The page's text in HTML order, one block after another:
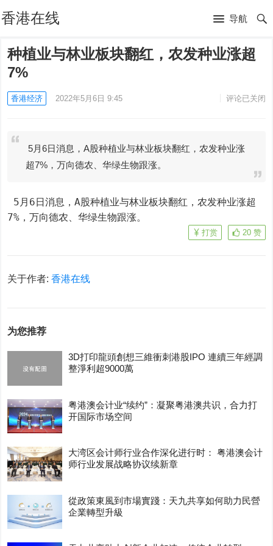
香港在线 导航
种植业与林业板块翻红，农发种业涨超
7%
香港经济 2022年5月6日 9:45 评论已关闭
5月6日消息，A股种植业与林业板块翻红，农发种业涨
超7%，万向德农、华绿生物跟涨。
5月6日消息，A股种植业与林业板块翻红，农发种业涨超
7%，万向德农、华绿生物跟涨。
20 赞
打赏
关于作者:香港在线
为您推荐
3D打印龍頭創想三維衝刺港股IPO 連續三年經調
整淨利超9000萬
粤港澳会计业“续约”：凝聚粤港澳共识，合力打
开国际市场空间
大湾区会计师行业合作深化进行时： 粤港澳会计
师行业发展战略协议续新章
從政策東風到市場實踐：天九共享如何助力民營
企業轉型升級